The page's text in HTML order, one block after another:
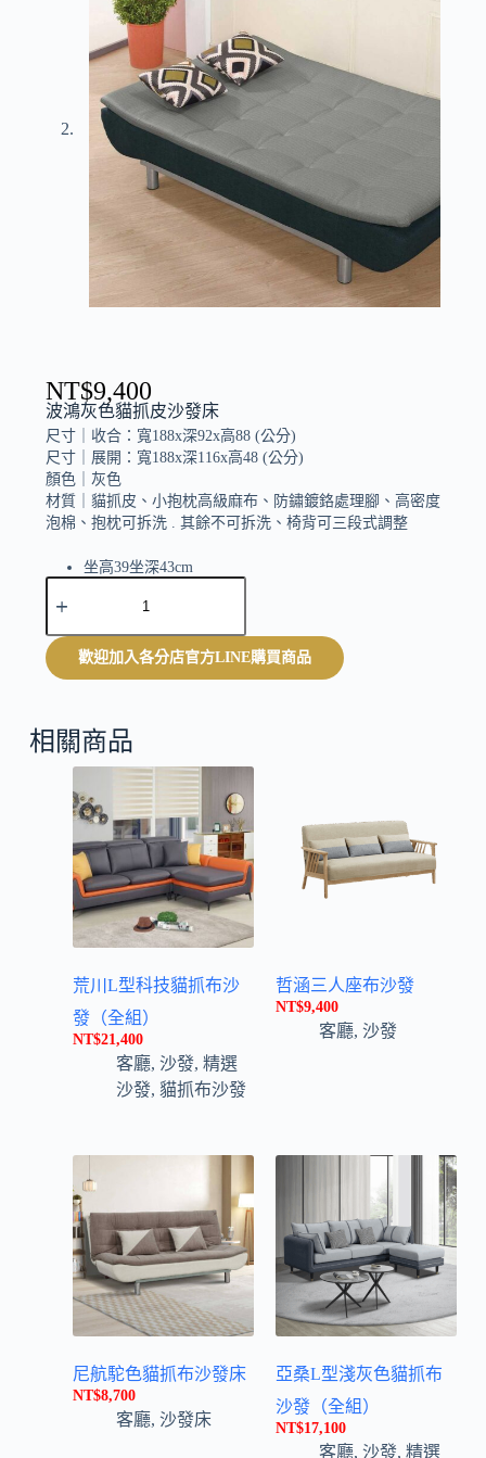
波鴻灰色貓抓皮沙發床
NT$9,400
尺寸｜ 收合：寬188x深92x高88 (公分)
尺寸｜展開：寬188x深116x高48 (公分)
顏色｜ 灰色
材質｜ 貓抓皮、小抱枕高級麻布、防鏽鍍鉻處理腳、高密度
泡棉、抱枕可拆洗 . 其餘不可拆洗、椅背可三段式調整
坐高39坐深43cm
e
r
n
e
:
歡迎加入各分店官方LINE購買商品
相關商品
荒川L型科技貓抓布沙
發（全組）
NT$21,400
客廳, 沙發, 精選
沙發, 貓抓布沙發
哲涵三人座布沙發
NT$9,400
客廳, 沙發
尼航駝色貓抓布沙發床
NT$8,700
客廳, 沙發床
亞桑L型淺灰色貓抓布
沙發（全組）
NT$17,100
客廳, 沙發, 精選